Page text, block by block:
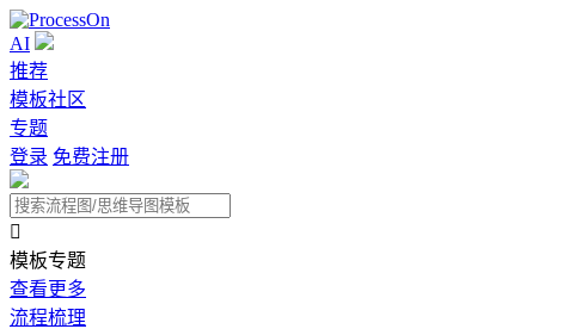
AI
推荐
模板社区
专题
登录 免费注册

模板专题
查看更多
流程梳理